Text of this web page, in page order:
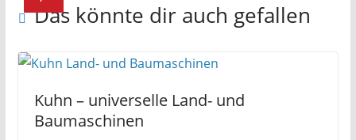
Das könnte dir auch gefallen
Kuhn – universelle Land- und
Baumaschinen